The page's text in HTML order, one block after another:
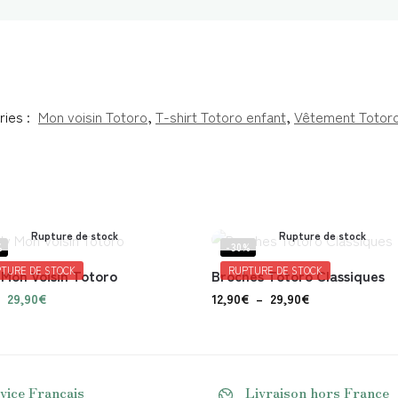
: Mon voisin Totoro, T-shirt Totoro enfant, Vêtement
DE STOCK
Rupture de stock
Voisin Totoro
29,90€
-30%
RUPTURE DE STOCK
Rupture de stock
Broches Totoro Classiques
12,90€ – 29,90€
Français Livraison hors France